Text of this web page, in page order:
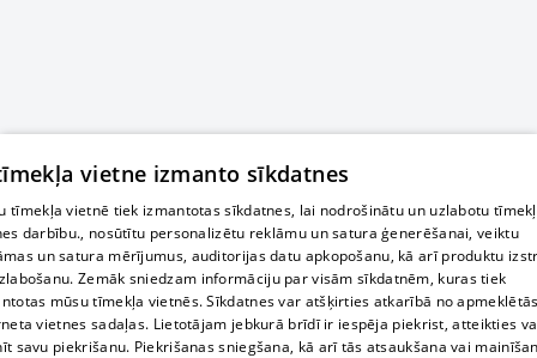
vietne izmanto sīkdatnes
tīmekļa vietnē tiek izmantotas sīkdatnes, lai nodrošinātu un uzlabotu
darbību., nosūtītu personalizētu reklāmu un satura ģenerēšanai, veiktu
un satura mērījumus, auditorijas datu apkopošanu, kā arī produktu
Zemāk sniedzam informāciju par visām sīkdatnēm, kuras tiek
mūsu tīmekļa vietnēs. Sīkdatnes var atšķirties atkarībā no
vietnes sadaļas. Lietotājam jebkurā brīdī ir iespēja piekrist, atteikties
savu piekrišanu. Piekrišanas sniegšana, kā arī tās atsaukšana vai